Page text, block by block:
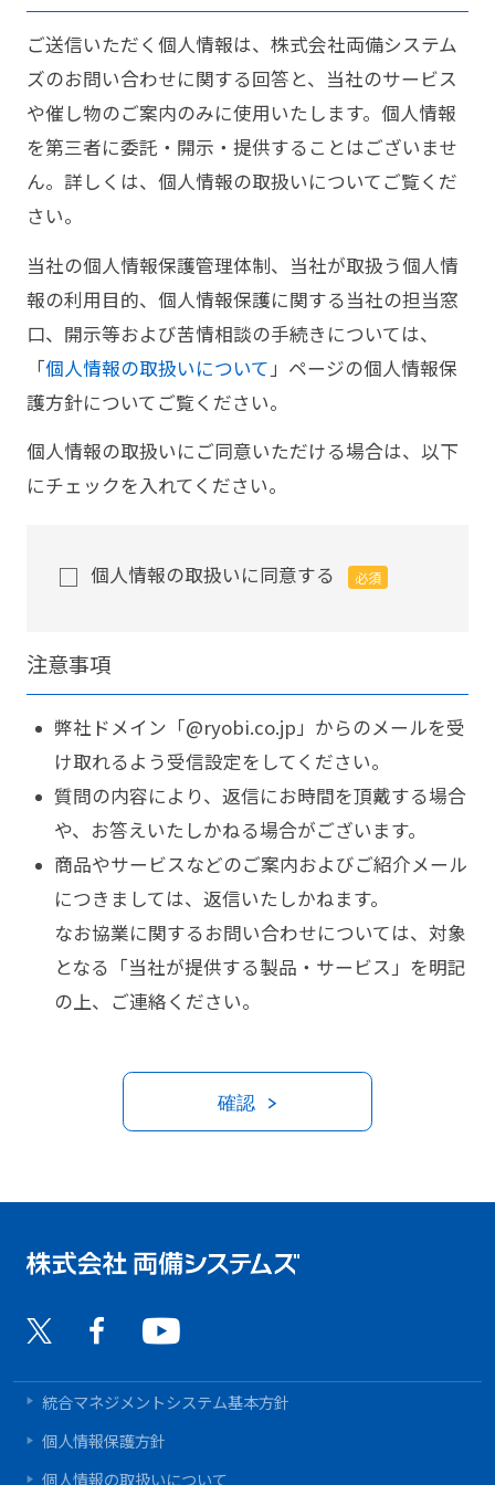
ご送信いただく個人情報は、株式会社両備システム
ズのお問い合わせに関する回答と、当社のサービス
や催し物のご案内のみに使用いたします。個人情報
を第三者に委託・開示・提供することはございませ
ん。詳しくは、個人情報の取扱いについてご覧くだ
さい。
当社の個人情報保護管理体制、当社が取扱う個人情
報の利用目的、個人情報保護に関する当社の担当窓
口、開示等および苦情相談の手続きについては、
「個人情報の取扱いについて 」ページの個人情報保
護方針についてご覧ください。
個人情報の取扱いにご同意いただける場合は、以下
にチェックを入れてください。
個人情報の取扱いに同意する 必須
注意事項
弊社ドメイン「@ryobi.co.jp」からのメールを受
け取れるよう受信設定をしてください。
質問の内容により、返信にお時間を頂戴する場合
や、お答えいたしかねる場合がございます。
商品やサービスなどのご案内およびご紹介メール
につきましては、返信いたしかねます。
なお協業に関するお問い合わせについては、対象
となる「当社が提供する製品・サービス」を明記
の上、ご連絡ください。
確認
統合マネジメントシステム基本方針
個人情報保護方針
個人情報の取扱いについて